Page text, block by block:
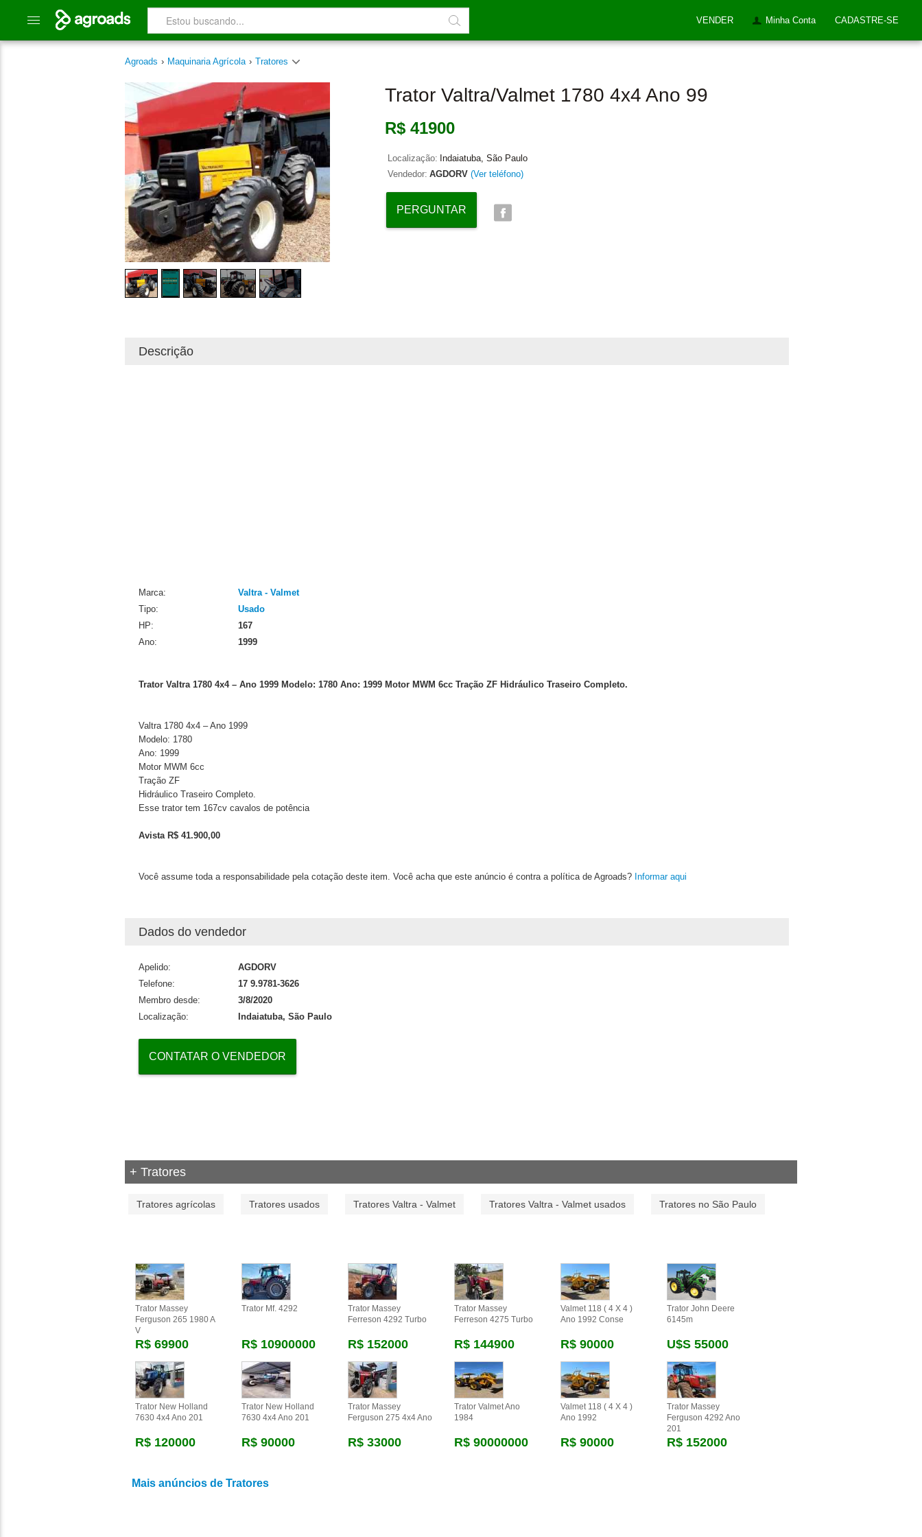
VENDER Minha Conta CADASTRE-SE
Agroads › Maquinaria Agrícola › Tratores
Trator Valtra/valmet 1780 4x4 Ano 99
R$ 41900
Localização: Indaiatuba, São Paulo
Vendedor: AGDORV (Ver teléfono)
PERGUNTAR
Descrição
Marca:
Valtra - Valmet
Tipo:
Usado
HP:
167
Ano:
1999
Trator Valtra 1780 4x4 – Ano 1999 Modelo: 1780 Ano: 1999 Motor MWM 6cc Tração ZF Hidráulico Traseiro Completo.
Valtra 1780 4x4 – Ano 1999
Modelo: 1780
Ano: 1999
Motor MWM 6cc
Tração ZF
Hidráulico Traseiro Completo.
Esse trator tem 167cv cavalos de potência
Avista R$ 41.900,00
Você assume toda a responsabilidade pela cotação deste item. Você acha que este anúncio é contra a política de Agroads? Informar aqui
Dados do vendedor
Apelido:
AGDORV
Telefone:
17 9.9781-3626
Membro desde:
3/8/2020
Localização:
Indaiatuba, São Paulo
CONTATAR O VENDEDOR
+ Tratores
Tratores agrícolas Tratores usados Tratores Valtra - Valmet Tratores Valtra - Valmet usados Tratores no São Paulo
Trator Massey
Ferguson 265 1980 A
V
R$ 69900
Trator Mf. 4292
R$ 10900000
Trator Massey
Ferreson 4292 Turbo
R$ 152000
Trator Massey
Ferreson 4275 Turbo
R$ 144900
Valmet 118 ( 4 X 4 )
Ano 1992 Conse
R$ 90000
Trator John Deere
6145m
U$s 55000
Trator New Holland
7630 4x4 Ano 201
R$ 120000
Trator New Holland
7630 4x4 Ano 201
R$ 90000
Trator Massey
Ferguson 275 4x4 Ano
R$ 33000
Trator Valmet Ano
1984
R$ 90000000
Valmet 118 ( 4 X 4 )
Ano 1992
R$ 90000
Trator Massey
Ferguson 4292 Ano
201
R$ 152000
Mais anúncios de Tratores